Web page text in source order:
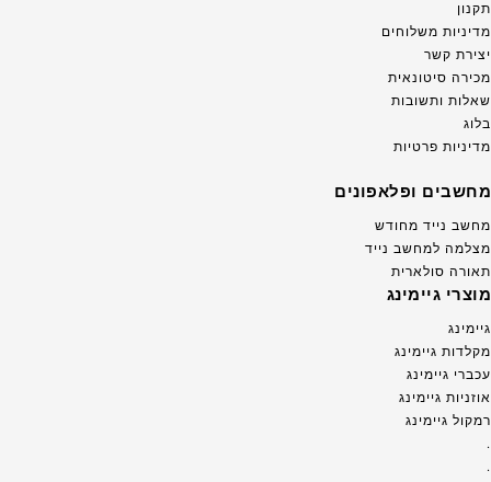
תקנון
מדיניות משלוחים
יצירת קשר
מכירה סיטונאית
שאלות ותשובות
בלוג
מדיניות פרטיות
מחשבים ופלאפונים
מחשב נייד מחודש
מצלמה למחשב נייד
תאורה סולארית
מוצרי גיימינג
גיימינג
מקלדות גיימינג
עכברי גיימינג
אוזניות גיימינג
רמקול גיימינג
.
.